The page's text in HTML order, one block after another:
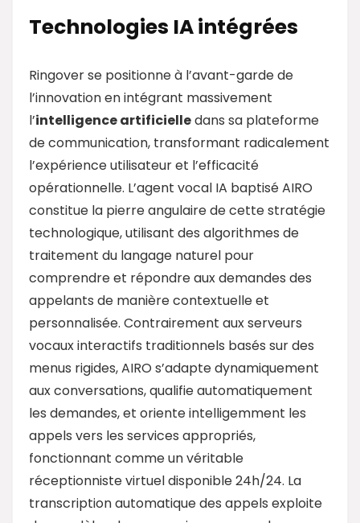
Technologies IA intégrées
Ringover se positionne à l’avant-garde de
l’innovation en intégrant massivement
l’intelligence artificielledans sa plateforme
de communication, transformant radicalement
l’expérience utilisateur et l’efficacité
opérationnelle. L’agent vocal IA baptisé AIRO
constitue la pierre angulaire de cette stratégie
technologique, utilisant des algorithmes de
traitement du langage naturel pour
comprendre et répondre aux demandes des
appelants de manière contextuelle et
personnalisée. Contrairement aux serveurs
vocaux interactifs traditionnels basés sur des
menus rigides, AIRO s’adapte dynamiquement
aux conversations, qualifie automatiquement
les demandes, et oriente intelligemment les
appels vers les services appropriés,
fonctionnant comme un véritable
réceptionniste virtuel disponible 24h/24. La
transcription automatique des appels exploite